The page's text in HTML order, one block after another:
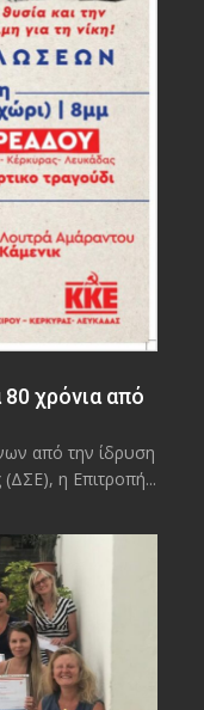
χρόνια από
από την ίδρυση
η Επιτροπή...